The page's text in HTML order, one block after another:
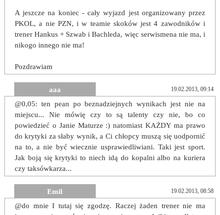
A jeszcze na koniec - cały wyjazd jest organizowany przez
PKOL, a nie PZN, i w teamie skoków jest 4 zawodników i
trener Hankus + Szwab i Bachleda, więc serwismena nie ma, i
nikogo innego nie ma!
Pozdrawiam
aaa 19.02.2013, 09:14
@0,05: ten pean po beznadziejnych wynikach jest nie na
miejscu... Nie mówię czy to są talenty czy nie, bo co
powiedzieć o Janie Maturze :) natomiast KAŻDY ma prawo
do krytyki za słaby wynik, a Ci chłopcy muszą się uodpornić
na to, a nie być wiecznie usprawiedliwiani. Taki jest sport.
Jak boją się krytyki to niech idą do kopalni albo na kuriera
czy taksówkarza...
Emil 19.02.2013, 08:58
@do mnie I tutaj się zgodzę. Raczej żaden trener nie ma